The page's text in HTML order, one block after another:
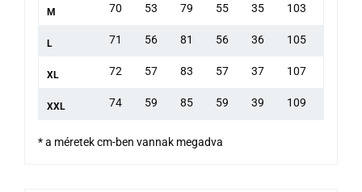
M 70 53 79 55 35 103
L 71 56 81 56 36 105
XL 72 57 83 57 37 107
XXL 74 59 85 59 39 109
* a méretek cm-ben vannak megadva